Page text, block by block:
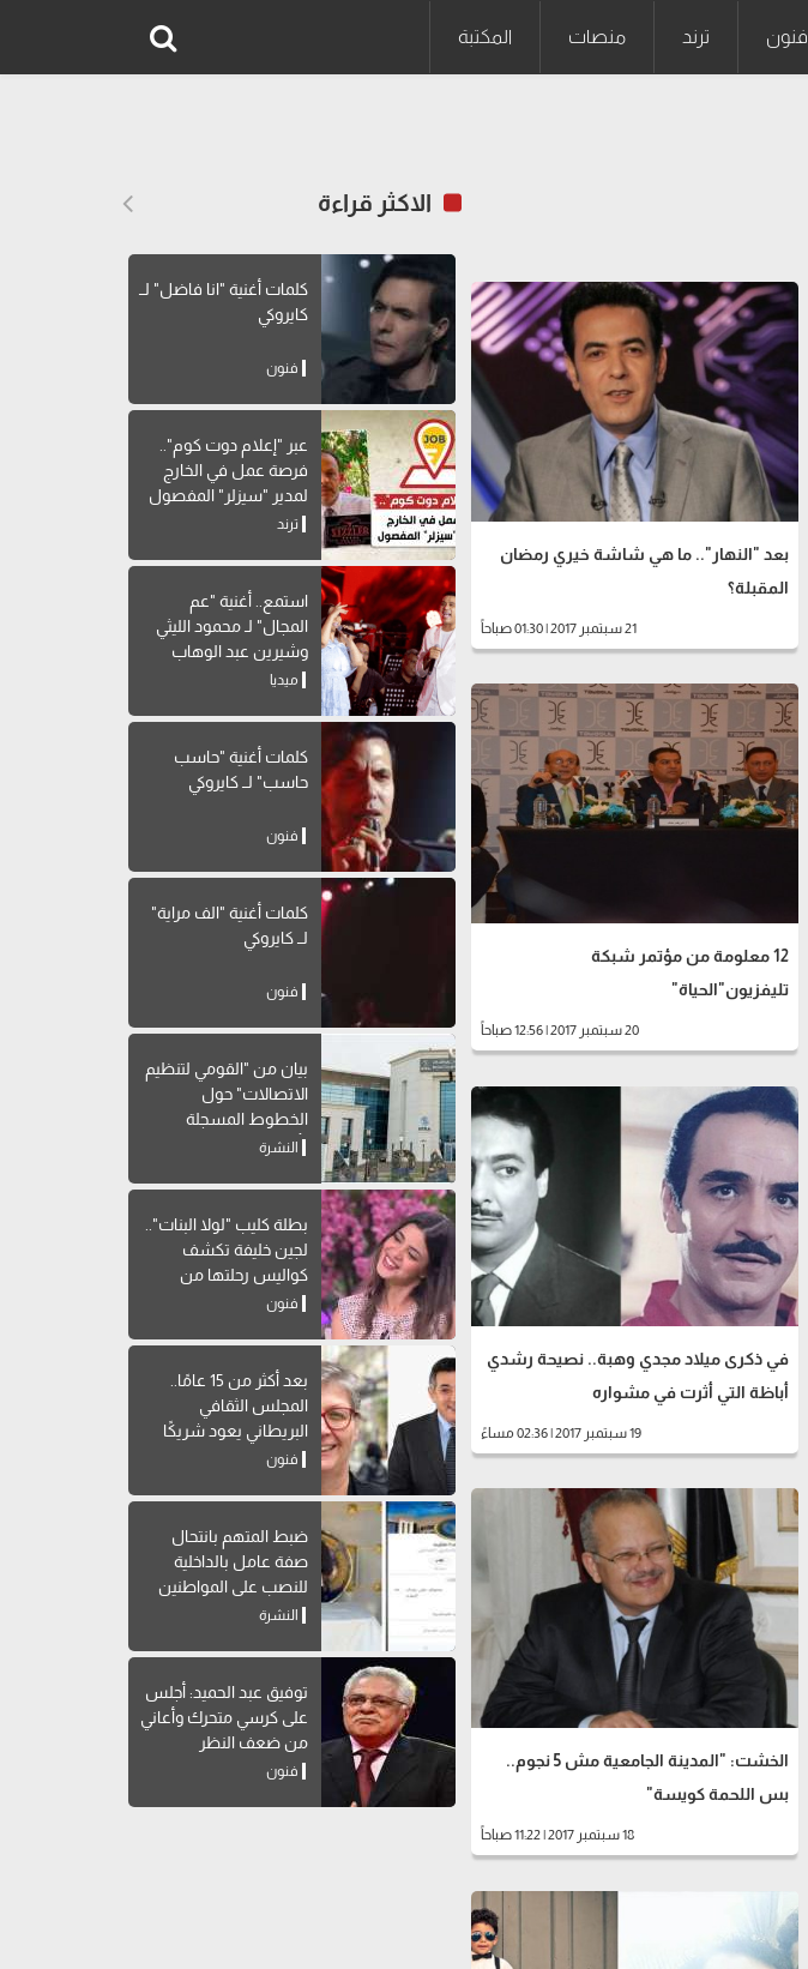
فنون ترند منصات المكتبة
بعد "النهار".. ما هي شاشة خيري رمضان
المقبلة؟
21 سبتمبر 2017 | 01:30 صباحاً
12 معلومة من مؤتمر شبكة
تليفزيون"الحياة"
20 سبتمبر 2017 | 12:56 صباحاً
في ذكرى ميلاد مجدي وهبة.. نصيحة رشدي
أباظة التي أثرت في مشواره
19 سبتمبر 2017 | 02:36 مساءً
الخشت: "المدينة الجامعية مش 5 نجوم..
بس اللحمة كويسة"
18 سبتمبر 2017 | 11:22 صباحاً
الاكثر قراءة
كلمات أغنية "انا فاضل" لــ
كايروكي
فنون
عبر "إعلام دوت كوم"..
فرصة عمل في الخارج
لمدير "سيزلر" المفصول
ترند
استمع.. أغنية "عم
المجال" لـ محمود الليثي
وشيرين عبد الوهاب
ميديا
كلمات أغنية "حاسب
حاسب" لــ كايروكي
فنون
كلمات أغنية "الف مراية"
لــ كايروكي
فنون
بيان من "القومي لتنظيم
الاتصالات" حول
الخطوط المسجلة
بأسماء مواطنين دون
النشرة
بطلة كليب "لولا البنات"..
لجين خليفة تكشف
كواليس رحلتها من
الطب للتمثيل
فنون
بعد أكثر من 15 عامًا..
المجلس الثقافي
البريطاني يعود شريكًا
لمهرجان القاهرة للمسرح
فنون
ضبط المتهم بانتحال
صفة عامل بالداخلية
للنصب على المواطنين
النشرة
توفيق عبد الحميد: أجلس
على كرسي متحرك وأعاني
من ضعف النظر
فنون